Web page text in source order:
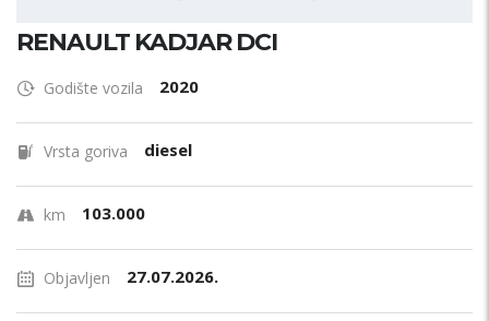
RENAULT KADJAR DCI
Godište vozila 2020
Vrsta goriva diesel
km 103.000
Objavljen 27.07.2026.